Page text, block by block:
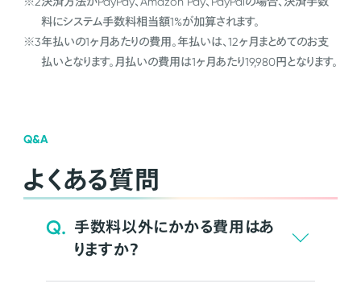
料にシステム手数料相当額1%が加算されます。
※3年払いの1ヶ月あたりの費用。年払いは、12ヶ月まとめてのお支
払いとなります。月払いの費用は1ヶ月あたり19,980円となります。
Q&A
よくある質問
Q. 手数料以外にかかる費用はあ
りますか？